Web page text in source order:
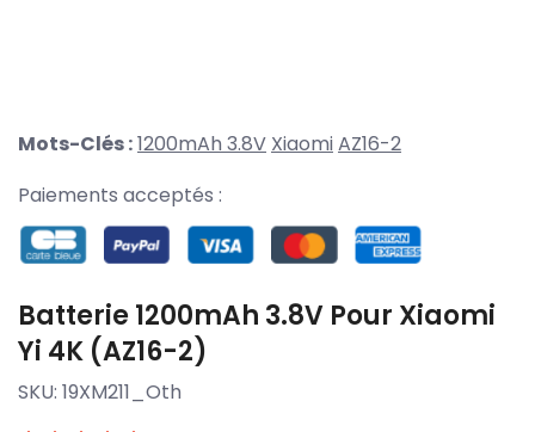
Mots-Clés :1200mAh 3.8V XiaomiAZ16-2
Paiements acceptés :
Batterie 1200mAh 3.8V Pour Xiaomi
Yi 4K (AZ16-2)
SKU: 19XM211_Oth